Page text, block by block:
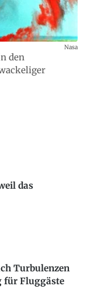
den
Nasa
das
Turbulenzen
für Fluggäste